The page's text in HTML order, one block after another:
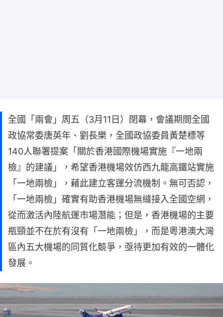
全國「兩會」周五（3月11日）閉幕，會議期間全國
政協常委唐英年、劉長樂，全國政協委員黃楚標等
140人聯署提案「關於香港國際機場實施『一地兩
檢』的建議」，希望香港機場效仿西九龍高鐵站實施
「一地兩檢」，藉此建立客運分流機制。無可否認，
「一地兩檢」確實有助香港機場無縫接入全國空網，
從而激活內陸航運市場潛能；但是，香港機場的主要
瓶頸並不在於有沒有「一地兩檢」，而是粵港澳大灣
區內五大機場的同質化競爭，亟待更加有效的一體化
發展。